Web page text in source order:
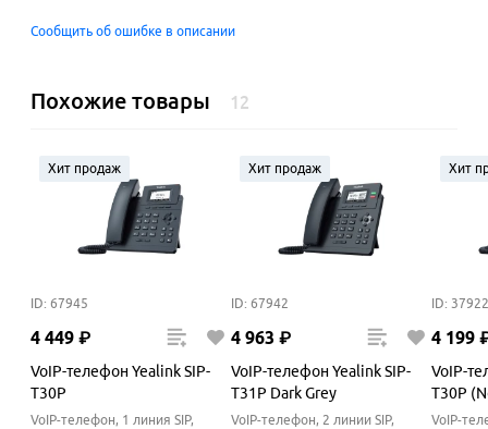
Сообщить об ошибке в описании
Похожие товары 12
Хит продаж
ID: 67945
4 449 ₽
VoIP-телефон Yealink SIP-
T30P
VoIP-телефон, 1 линия SIP,
Хит продаж
ID: 67942
4 963 ₽
VoIP-телефон Yealink SIP-
T31P Dark Grey
VoIP-телефон, 2 линии SIP,
Хит
ID:
4 199
VoIP-
T30P
VoIP-